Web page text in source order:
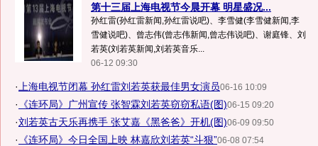
第十三届上海电视节今晨开幕 明星盛况...
孙红雷(孙红雷新闻,孙红雷说吧)、李雪健(李雪健新闻,李
雪健说吧)、曾志伟(曾志伟新闻,曾志伟说吧)、谢庭锋、刘
若英(刘若英新闻,刘若英音乐...
06-12 09:30
· 上海电视节闭幕 孙红雷刘若英获最佳男女演员06-16 10:09
· 《连环局》广州宣传 张智霖刘若英窃窃私语(图)06-15 09:20
·刘若英古天乐再携手 张艾嘉《黑爸爸》开机(图)06-09 09:50
· 《连环局》今日全国上映 林嘉欣刘若英“斗狠”06-08 07:54